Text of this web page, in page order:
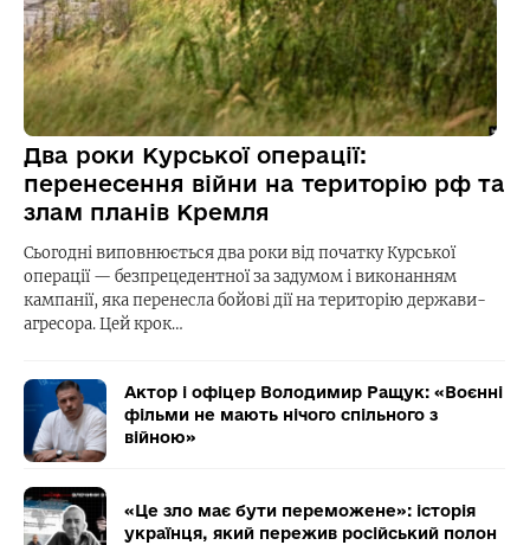
Два роки Курської операції:
перенесення війни на територію рф та
злам планів Кремля
Сьогодні виповнюється два роки від початку Курської
операції — безпрецедентної за задумом і виконанням
кампанії, яка перенесла бойові дії на територію держави-
агресора. Цей крок…
Актор і офіцер Володимир Ращук: «Воєнні
фільми не мають нічого спільного з
війною»
«Це зло має бути переможене»: історія
українця, який пережив російський полон